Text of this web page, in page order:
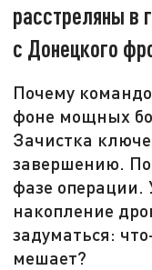
расстреляны в
с Донецкого
Почему
фоне мощных
Зачистка
завершению.
фазе
накопление
задуматься:
мешает?